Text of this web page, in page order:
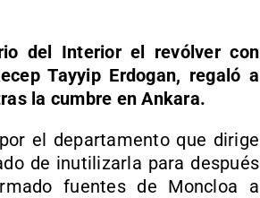
del Interior el revólver con
Tayyip Erdogan, regaló a
la cumbre en Ankara.
el departamento que dirige
de inutilizarla para después
fuentes de Moncloa a